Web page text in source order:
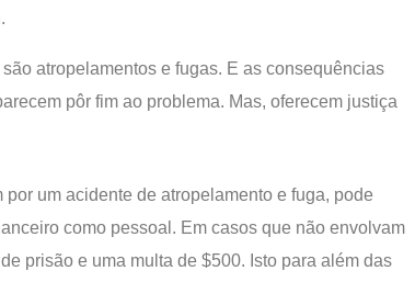
atropelamentos e fugas. E as consequências
pôr fim ao problema. Mas, oferecem justiça
um acidente de atropelamento e fuga, pode
como pessoal. Em casos que não envolvam
prisão e uma multa de $500. Isto para além das